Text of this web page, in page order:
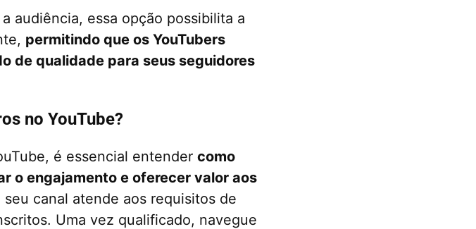
audiência, essa opção possibilita a
permitindo que os YouTubers
de qualidade para seus seguidores
no YouTube?
é essencial entender como
o engajamento e oferecer valor aos
canal atende aos requisitos de
Uma vez qualificado, navegue